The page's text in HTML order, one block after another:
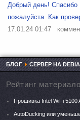
Добрый день! Спасибо
пожалуйста. Как
17.01.24 01:47
БЛОГ СЕРВЕР НА
Рейтинг
Прошивка Intel WiFi 5100
AutoDucking или